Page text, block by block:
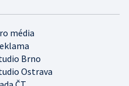
média
Brno
Ostrava